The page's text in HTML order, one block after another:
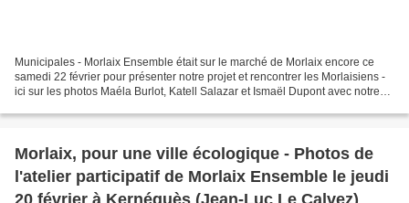
Municipales - Morlaix Ensemble était sur le marché de Morlaix encore ce
samedi 22 février pour présenter notre projet et rencontrer les Morlaisiens -
ici sur les photos Maéla Burlot, Katell Salazar et Ismaël Dupont avec notre
Morlaix, pour une ville écologique - Photos de
l'atelier participatif de Morlaix Ensemble le jeudi